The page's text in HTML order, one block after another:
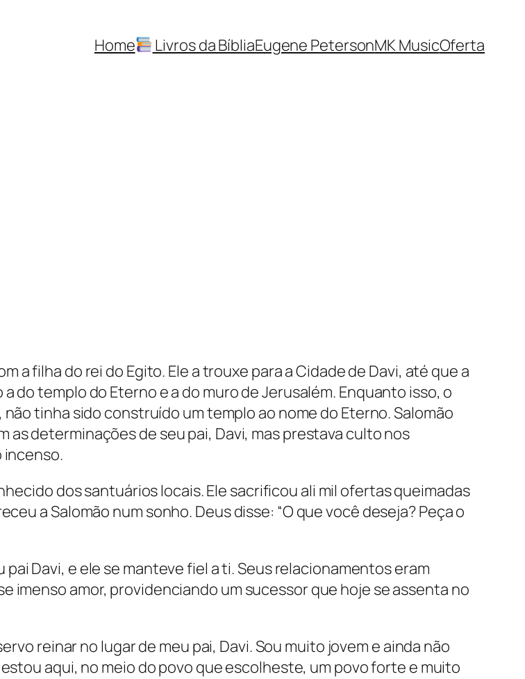
Home Livros da BíbliaEugene PetersonMK MusicOferta
a filha do rei do Egito. Ele a trouxe para a Cidade de Davi, até que a
do templo do Eterno e a do muro de Jerusalém. Enquanto isso, o
tinha sido construído um templo ao nome do Eterno. Salomão
as determinações de seu pai, Davi, mas prestava culto nos
dos santuários locais. Ele sacrificou ali mil ofertas queimadas
a Salomão num sonho. Deus disse: “O que você deseja? Peça o
Davi, e ele se manteve fiel a ti. Seus relacionamentos eram
amor, providenciando um sucessor que hoje se assenta no
reinar no lugar de meu pai, Davi. Sou muito jovem e ainda não
aqui, no meio do povo que escolheste, um povo forte e muito